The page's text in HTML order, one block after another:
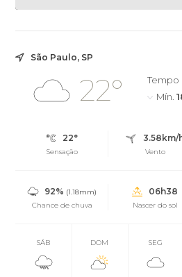
São Paulo, SP
22°
Tempo
Mín.
22°
Sensação
3.58km/
Vento
92% (1.18mm)
Chance de chuva
06h38
Nascer do sol
SÁB DOM SEG